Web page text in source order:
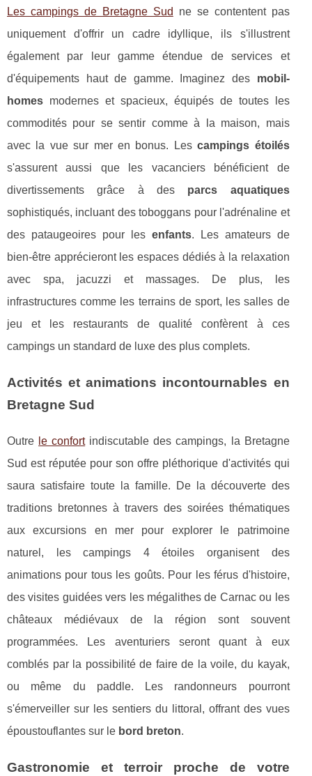
Les campings de Bretagne Sud
ne se contentent pas
uniquement d'offrir un cadre idyllique, ils s'illustrent
également par leur gamme étendue de services et
d'équipements haut de gamme. Imaginez des mobil-
homes modernes et spacieux, équipés de toutes les
commodités pour se sentir comme à la maison, mais
avec la vue sur mer en bonus. Lescampings étoilés
s'assurent aussi que les vacanciers bénéficient de
divertissements grâce à des parcs aquatiques
sophistiqués, incluant des toboggans pour l'adrénaline et
des pataugeoires pour les enfants. Les amateurs de
bien-être apprécieront les espaces dédiés à la relaxation
avec spa, jacuzzi et massages. De plus, les
infrastructures comme les terrains de sport, les salles de
jeu et les restaurants de qualité confèrent à ces
campings un standard de luxe des plus complets.
Activités et animations incontournables en
Bretagne Sud
Outre le confortindiscutable des campings, la Bretagne
Sud est réputée pour son offre pléthorique d'activités qui
saura satisfaire toute la famille. De la découverte des
traditions bretonnes à travers des soirées thématiques
aux excursions en mer pour explorer le patrimoine
naturel, les campings 4 étoiles organisent des
animations pour tous les goûts. Pour les férus d'histoire,
des visites guidées vers les mégalithes de Carnac ou les
châteaux médiévaux de la région sont souvent
programmées. Les aventuriers seront quant à eux
comblés par la possibilité de faire de la voile, du kayak,
ou même du paddle. Les randonneurs pourront
s'émerveiller sur les sentiers du littoral, offrant des vues
époustouflantes sur le bord breton.
Gastronomie et terroir proche de votre